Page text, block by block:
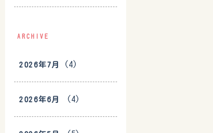
ARCHIVE
2026年7月 (4)
2026年6月 (4)